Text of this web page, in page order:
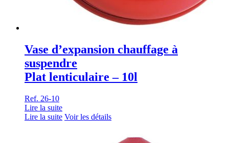
Vase d’expansion chauffage à
suspendre
Plat lenticulaire – 10l
Ref. 26-10
Lire la suite
Lire la suite Voir les détails